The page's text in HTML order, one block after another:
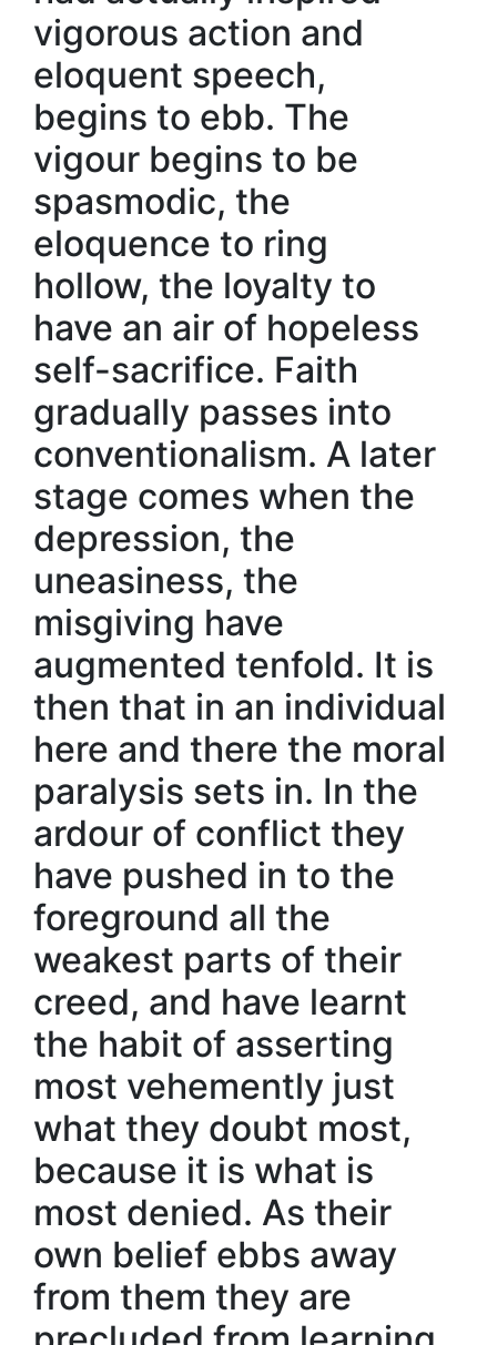
vigorous action and
eloquent speech,
begins to ebb. The
vigour begins to be
spasmodic, the
eloquence to ring
hollow, the loyalty to
have an air of hopeless
self-sacrifice. Faith
gradually passes into
conventionalism. A later
stage comes when the
depression, the
uneasiness, the
misgiving have
augmented tenfold. It is
then that in an individual
here and there the moral
paralysis sets in. In the
ardour of conflict they
have pushed in to the
foreground all the
weakest parts of their
creed, and have learnt
the habit of asserting
most vehemently just
what they doubt most,
because it is what is
most denied. As their
own belief ebbs away
from them they are